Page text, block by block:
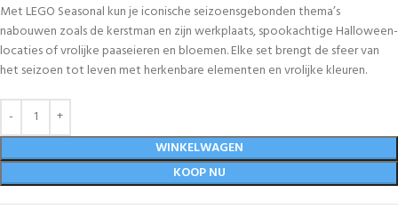
Met LEGO Seasonal kun je iconische seizoensgebonden thema’s
nabouwen zoals de kerstman en zijn werkplaats, spookachtige Halloween-
locaties of vrolijke paaseieren en bloemen. Elke set brengt de sfeer van
het seizoen tot leven met herkenbare elementen en vrolijke kleuren.
WINKELWAGEN
KOOP NU